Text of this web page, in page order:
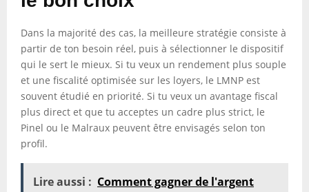
Dans la majorité des cas, la meilleure stratégie consiste à
partir de ton besoin réel, puis à sélectionner le dispositif
qui le sert le mieux. Si tu veux un rendement plus souple
et une fiscalité optimisée sur les loyers, le LMNP est
souvent étudié en priorité. Si tu veux un avantage fiscal
plus direct et que tu acceptes un cadre plus strict, le
Pinel ou le Malraux peuvent être envisagés selon ton
profil.
Lire aussi : Comment gagner de l'argent